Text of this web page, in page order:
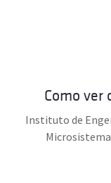
Como ver
Instituto de